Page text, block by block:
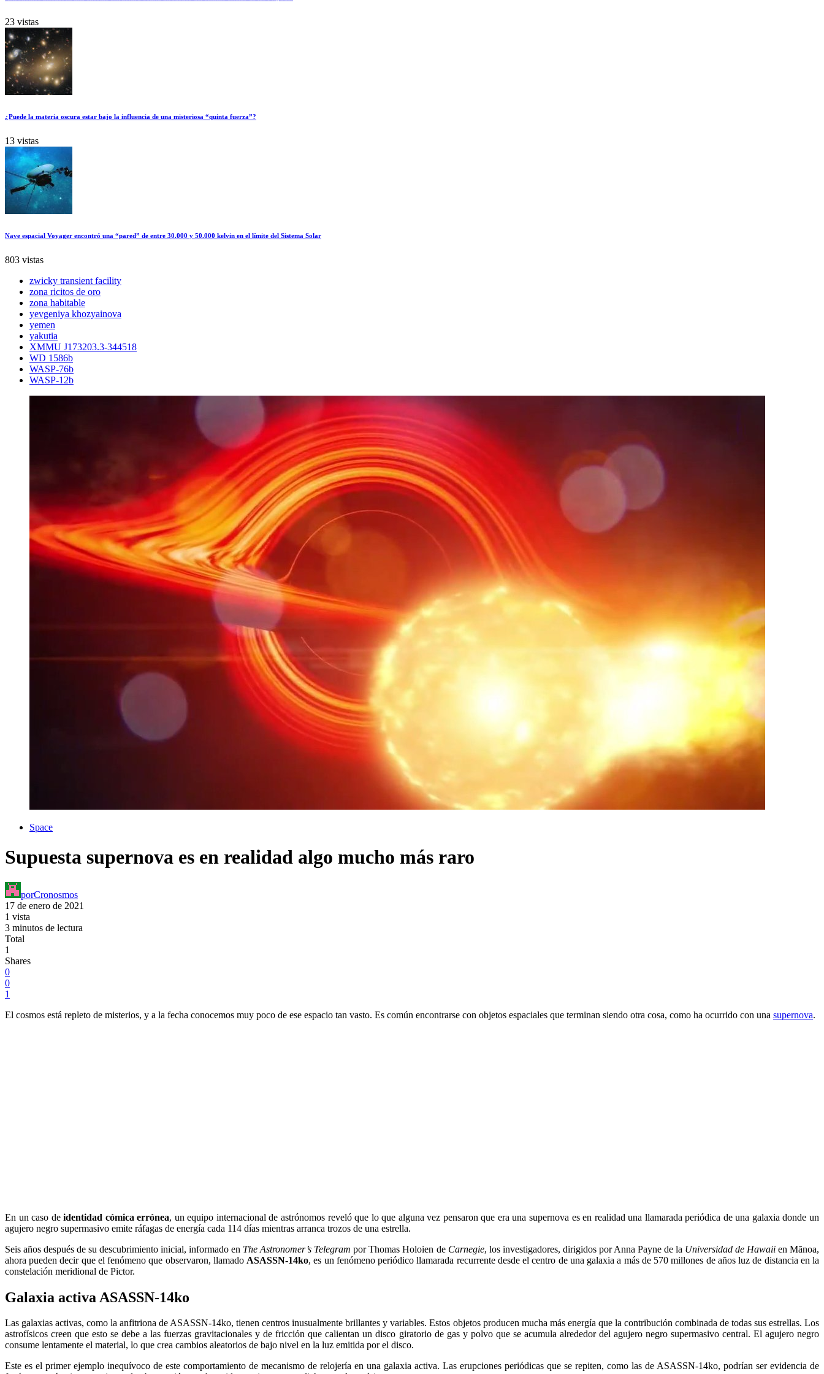
23 vistas
¿Puede la materia oscura estar bajo la influencia de una misteriosa “quinta fuerza”?
13 vistas
Nave espacial Voyager encontró una “pared” de entre 30.000 y 50.000 kelvin en el límite del Sistema Solar
803 vistas
zwicky transient facility
zona ricitos de oro
zona habitable
yevgeniya khozyainova
yemen
yakutia
XMMU J173203.3-344518
WD 1586b
WASP-76b
WASP-12b
Space
Supuesta supernova es en realidad algo mucho más raro
porCronosmos
17 de enero de 2021
1 vista
3 minutos de lectura
Total
1
Shares
0
0
1
El cosmos está repleto de misterios, y a la fecha conocemos muy poco de ese espacio tan vasto. Es común encontrarse con objetos espaciales que terminan siendo otra cosa, como ha ocurrido con una supernova.
En un caso deidentidad cómica errónea, un equipo internacional de astrónomos reveló que lo que alguna vez pensaron que era una supernova es en realidad una llamarada periódica de una galaxia donde un
agujero negro supermasivo emite ráfagas de energía cada 114 días mientras arranca trozos de una estrella.
Seis años después de su descubrimiento inicial, informado en The Astronomer’s Telegram por Thomas Holoien de Carnegie, los investigadores, dirigidos por Anna Payne de la Universidad de Hawaiien Mānoa,
ahora pueden decir que el fenómeno que observaron, llamado ASASSN-14ko, es un fenómeno periódico llamarada recurrente desde el centro de una galaxia a más de 570 millones de años luz de distancia en la
constelación meridional de Pictor.
Galaxia activa ASASSN-14ko
Las galaxias activas, como la anfitriona de ASASSN-14ko, tienen centros inusualmente brillantes y variables. Estos objetos producen mucha más energía que la contribución combinada de todas sus estrellas. Los
astrofísicos creen que esto se debe a las fuerzas gravitacionales y de fricción que calientan un disco giratorio de gas y polvo que se acumula alrededor del agujero negro supermasivo central. El agujero negro
consume lentamente el material, lo que crea cambios aleatorios de bajo nivel en la luz emitida por el disco.
Este es el primer ejemplo inequívoco de este comportamiento de mecanismo de relojería en una galaxia activa. Las erupciones periódicas que se repiten, como las de ASASSN-14ko, podrían ser evidencia de